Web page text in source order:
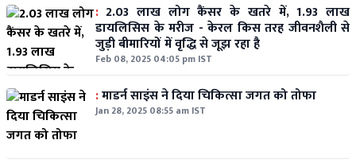
: 2.03 लाख लोग कैंसर के खतरे में, 1.93 लाख
डायलिसिस के मरीज - केरल किस तरह जीवनशैली से
जुड़ी बीमारियों में वृद्धि से जूझ रहा है
Feb 08, 2025 04:05 pm IST
:माडर्न साइंस ने दिया चिकित्सा जगत को तोफा
Jan 28, 2025 08:55 am IST